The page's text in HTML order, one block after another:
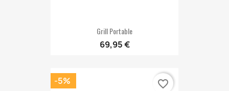
Grill Portable
69,95 €
-5% favorite_border